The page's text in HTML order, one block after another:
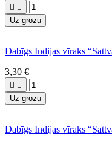
 
Uz grozu
Dabīgs Indijas vīraks
3,30 €
 
Uz grozu
Dabīgs Indijas vīraks